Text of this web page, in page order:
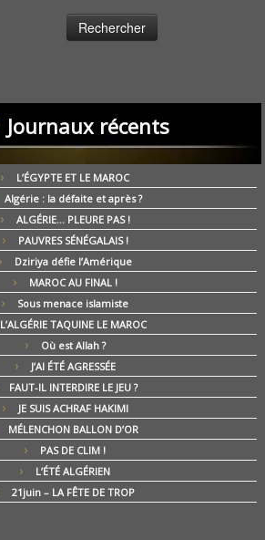
Journaux récents
L’ÉGYPTE ET LE MAROC
Algérie : la défaite et après ?
ALGÉRIE… PLEURE PAS !
PAUVRES SÉNÉGALAIS !
Dziriya défie l’Amérique
MAROC AU FINAL !
Sous menace islamiste
L’ALGÉRIE TAQUINE LE MAROC
Où est Allah ?
J’AI ÉTÉ AGRESSÉE
FAUT-IL INTERDIRE LE JEU ?
JE SUIS ACHRAF HAKIMI
MÉLENCHON BALLON D’OR
PAS DE CLIM !
L’ÉTÉ ALGÉRIEN
21juin – LA FÊTE DE TROP